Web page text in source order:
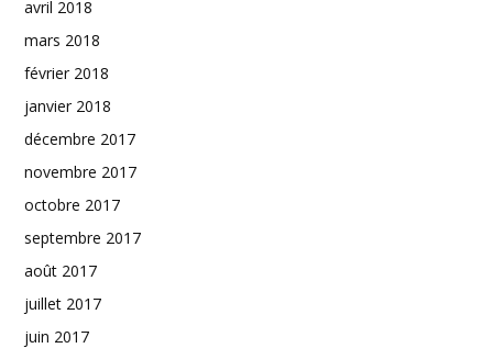
avril 2018
mars 2018
février 2018
janvier 2018
décembre 2017
novembre 2017
octobre 2017
septembre 2017
août 2017
juillet 2017
juin 2017